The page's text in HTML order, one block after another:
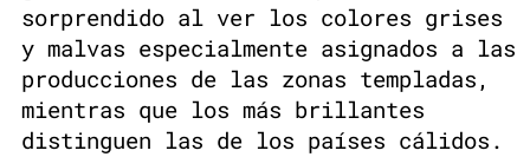
sorprendido al ver los colores grises
y malvas especialmente asignados a las
producciones de las zonas templadas,
mientras que los más brillantes
distinguen las de los países cálidos.